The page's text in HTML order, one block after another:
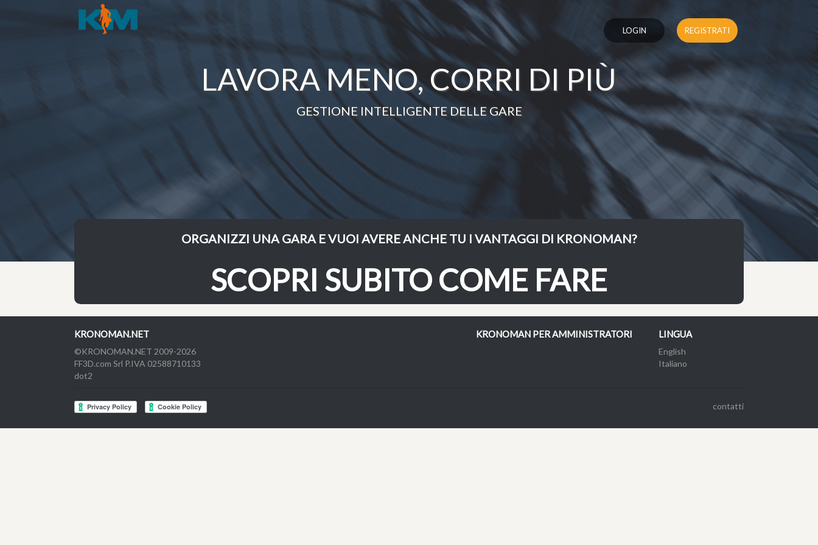
REGISTRATI
LOGIN
LAVORA MENO, CORRI DI PIÙ
GESTIONE INTELLIGENTE DELLE GARE
ORGANIZZI UNA GARA E VUOI AVERE ANCHE TU I VANTAGGI DI KRONOMAN?
SCOPRI SUBITO COME FARE
KRONOMAN.NET
©KRONOMAN.NET 2009-2026
FF3D.com Srl P.IVA 02588710133
dot2
KRONOMAN PER AMMINISTRATORI LINGUA
English
Italiano
contatti